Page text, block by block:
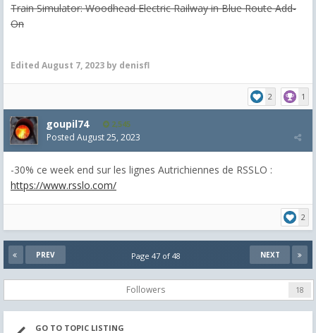
Train Simulator: Woodhead Electric Railway in Blue Route Add-
On
Edited August 7, 2023 by denisfl
2 1
goupil74 2,545
Posted August 25, 2023
-30% ce week end sur les lignes Autrichiennes de RSSLO :
https://www.rsslo.com/
2
PREV NEXT
Page 47 of 48
Followers 18
GO TO TOPIC LISTING